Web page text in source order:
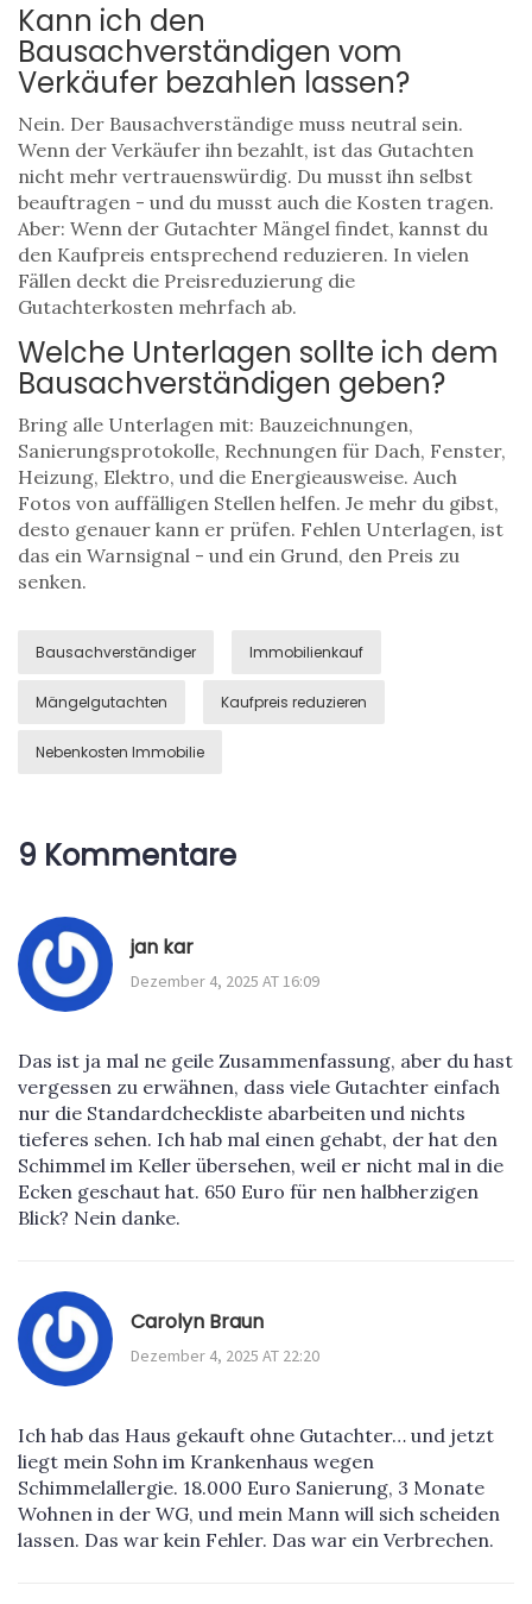
Kann ich den
Bausachverständigen vom
Verkäufer bezahlen lassen?
Nein. Der Bausachverständige muss neutral sein.
Wenn der Verkäufer ihn bezahlt, ist das Gutachten
nicht mehr vertrauenswürdig. Du musst ihn selbst
beauftragen - und du musst auch die Kosten tragen.
Aber: Wenn der Gutachter Mängel findet, kannst du
den Kaufpreis entsprechend reduzieren. In vielen
Fällen deckt die Preisreduzierung die
Gutachterkosten mehrfach ab.
Welche Unterlagen sollte ich dem
Bausachverständigen geben?
Bring alle Unterlagen mit: Bauzeichnungen,
Sanierungsprotokolle, Rechnungen für Dach, Fenster,
Heizung, Elektro, und die Energieausweise. Auch
Fotos von auffälligen Stellen helfen. Je mehr du gibst,
desto genauer kann er prüfen. Fehlen Unterlagen, ist
das ein Warnsignal - und ein Grund, den Preis zu
senken.
Bausachverständiger Immobilienkauf
Mängelgutachten Kaufpreis reduzieren
Nebenkosten Immobilie
9 Kommentare
jan kar
Dezember 4, 2025 AT 16:09
Das ist ja mal ne geile Zusammenfassung, aber du hast
vergessen zu erwähnen, dass viele Gutachter einfach
nur die Standardcheckliste abarbeiten und nichts
tieferes sehen. Ich hab mal einen gehabt, der hat den
Schimmel im Keller übersehen, weil er nicht mal in die
Ecken geschaut hat. 650 Euro für nen halbherzigen
Blick? Nein danke.
Carolyn Braun
Dezember 4, 2025 AT 22:20
Ich hab das Haus gekauft ohne Gutachter… und jetzt
liegt mein Sohn im Krankenhaus wegen
Schimmelallergie. 18.000 Euro Sanierung, 3 Monate
Wohnen in der WG, und mein Mann will sich scheiden
lassen. Das war kein Fehler. Das war ein Verbrechen.